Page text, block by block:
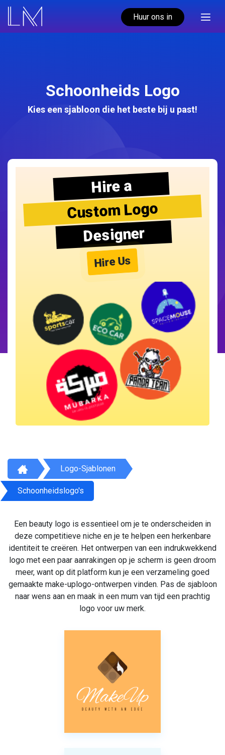
Huur ons in
Schoonheids Logo
Kies een sjabloon die het beste bij u past!
Hire a
Custom Logo
Designer
Hire Us
Logo-Sjablonen
Schoonheidslogo's
Een beauty logo is essentieel om je te onderscheiden in
deze competitieve niche en je te helpen een herkenbare
identiteit te creëren. Het ontwerpen van een indrukwekkend
logo met een paar aanrakingen op je scherm is geen droom
meer, want op dit platform kun je een verzameling goed
gemaakte make-uplogo-ontwerpen vinden. Pas de sjabloon
naar wens aan en maak in een mum van tijd een prachtig
logo voor uw merk.